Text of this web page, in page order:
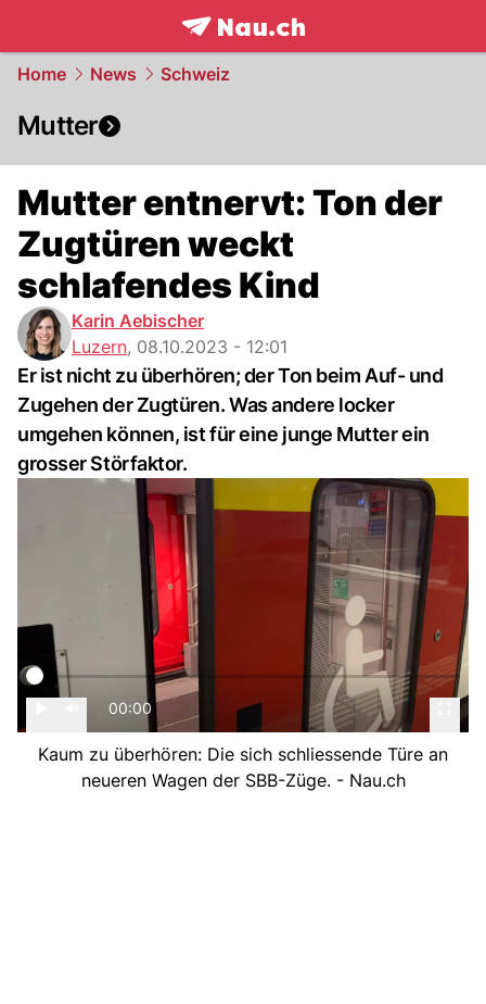
frontpage.NAU.ch
Home News Schweiz
Mutter
Mutter entnervt: Ton der
Zugtüren weckt
schlafendes Kind
Karin Aebischer
Luzern, 08.10.2023 - 12:01
Er ist nicht zu überhören; der Ton beim Auf- und
Zugehen der Zugtüren. Was andere locker
umgehen können, ist für eine junge Mutter ein
grosser Störfaktor.
00:00
Kaum zu überhören: Die sich schliessende Türe an
neueren Wagen der SBB-Züge. - Nau.ch